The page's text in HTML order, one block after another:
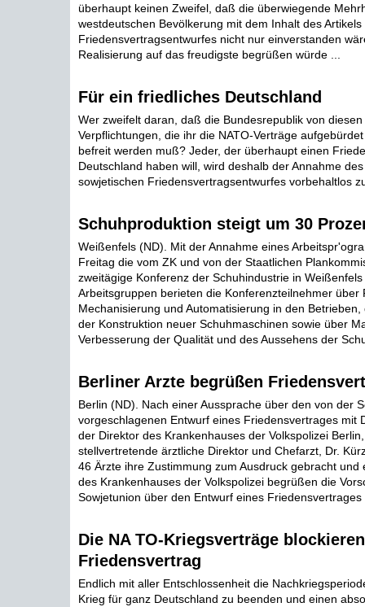
überhaupt keinen Zweifel, daß die überwiegende
westdeutschen Bevölkerung mit dem Inhalt des Artikels
Friedensvertragsentwurfes nicht nur einverstanden
Realisierung auf das freudigste begrüßen würde ...
Für ein friedliches Deutschland
Wer zweifelt daran, daß die Bundesrepublik von
Verpflichtungen, die ihr die NATO-Verträge
befreit werden muß? Jeder, der überhaupt einen
Deutschland haben will, wird deshalb der Annahme
sowjetischen Friedensvertragsentwurfes vorbehaltlos
Schuhproduktion steigt um 30
Weißenfels (ND). Mit der Annahme eines
Freitag die vom ZK und von der Staatlichen
zweitägige Konferenz der Schuhindustrie in
Arbeitsgruppen berieten die Konferenzteilnehmer über
Mechanisierung und Automatisierung in den
der Konstruktion neuer Schuhmaschinen sowie über
Verbesserung der Qualität und des Aussehens der
Berliner Arzte begrüßen
Berlin (ND). Nach einer Aussprache über den von der
vorgeschlagenen Entwurf eines Friedensvertrages mit
der Direktor des Krankenhauses der Volkspolizei
stellvertretende ärztliche Direktor und Chefarzt, Dr.
46 Ärzte ihre Zustimmung zum Ausdruck gebracht und
des Krankenhauses der Volkspolizei begrüßen die
Sowjetunion über den Entwurf eines
Die NA TO-Kriegsverträge
Friedensvertrag
Endlich mit aller Entschlossenheit die
Krieg für ganz Deutschland zu beenden und einen